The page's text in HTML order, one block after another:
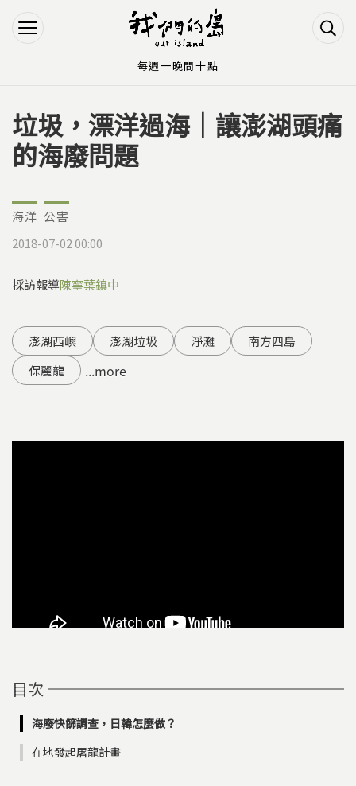
Jump to Navigation
Jump to Main content
您在這裡
垃圾，漂洋過海｜讓澎湖頭痛
的海廢問題
海洋 公害
2018-07-02 00:00
採訪報導陳寧葉鎮中
澎湖西嶼 澎湖垃圾 淨灘
南方四島
保麗龍
...more
目次
海廢快篩調查，日韓怎麼做？
在地發起屠龍計畫
每週一晚間十點